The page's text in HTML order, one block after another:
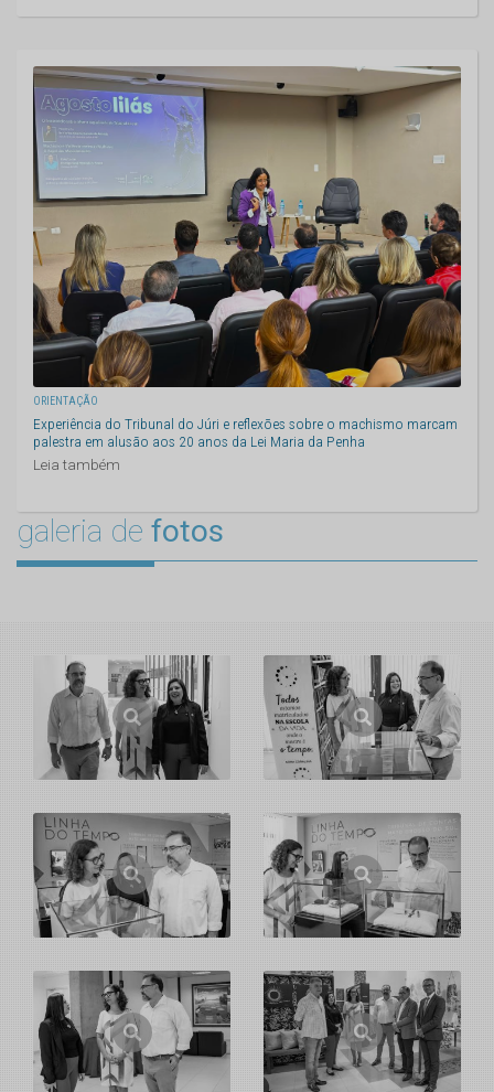
ORIENTAÇÃO
Experiência do Tribunal do Júri e reflexões sobre o machismo marcam
palestra em alusão aos 20 anos da Lei Maria da Penha
Leia também
galeria de fotos